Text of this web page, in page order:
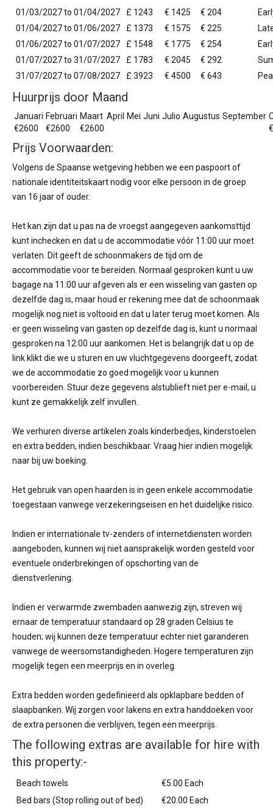
01/03/2027 to 01/04/2027
£ 1243 € 1425 € 204
01/04/2027 to 01/06/2027
£ 1373 € 1575 € 225
01/06/2027 to 01/07/2027
£ 1548 € 1775 € 254
01/07/2027 to 31/07/2027
£ 1783 € 2045 € 292
31/07/2027 to 07/08/2027
£ 3923 € 4500 € 643
Huurprijs door Maand
Januari Februari Maart April Mei Juni Julio Augustus September
€2600
€2600 €2600
Prijs Voorwaarden:
Volgens de Spaanse wetgeving hebben we een paspoort of
nationale identiteitskaart nodig voor elke persoon in de groep
van 16 jaar of ouder.
Het kan zijn dat u pas na de vroegst aangegeven aankomsttijd
kunt inchecken en dat u de accommodatie vóór 11:00 uur moet
verlaten. Dit geeft de schoonmakers de tijd om de
accommodatie voor te bereiden. Normaal gesproken kunt u uw
bagage na 11:00 uur afgeven als er een wisseling van gasten op
dezelfde dag is, maar houd er rekening mee dat de schoonmaak
mogelijk nog niet is voltooid en dat u later terug moet komen. Als
er geen wisseling van gasten op dezelfde dag is, kunt u normaal
gesproken na 12:00 uur aankomen. Het is belangrijk dat u op de
link klikt die we u sturen en uw vluchtgegevens doorgeeft, zodat
we de accommodatie zo goed mogelijk voor u kunnen
voorbereiden. Stuur deze gegevens alstublieft niet per e-mail, u
kunt ze gemakkelijk zelf invullen.
We verhuren diverse artikelen zoals kinderbedjes, kinderstoelen
en extra bedden, indien beschikbaar. Vraag hier indien mogelijk
naar bij uw boeking.
Het gebruik van open haarden is in geen enkele accommodatie
toegestaan ​​vanwege verzekeringseisen en het duidelijke risico.
Indien er internationale tv-zenders of internetdiensten worden
aangeboden, kunnen wij niet aansprakelijk worden gesteld voor
eventuele onderbrekingen of opschorting van de
dienstverlening.
Indien er verwarmde zwembaden aanwezig zijn, streven wij
ernaar de temperatuur standaard op 28 graden Celsius te
houden; wij kunnen deze temperatuur echter niet garanderen
vanwege de weersomstandigheden. Hogere temperaturen zijn
mogelijk tegen een meerprijs en in overleg.
Extra bedden worden gedefinieerd als opklapbare bedden of
slaapbanken. Wij zorgen voor lakens en extra handdoeken voor
de extra personen die verblijven, tegen een meerprijs.
The following extras are available for hire with
this property:-
Beach towels
€5.00 Each
Bed bars (Stop rolling out of bed)
€20.00 Each